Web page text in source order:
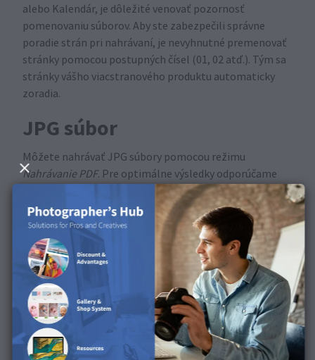
alebo Kalendár, je dôležité venovať pozornosť
pomenovaniu súborov. Aby ste zabezpečili správne
poradie strán pri nahrávaní, je nevyhnutné premenovať
stránky pomocou postupných čísel (01, 02 atď.). Tým sa
stránky vášho viacstranového produktu automaticky
zoradia.
JPG súbor
Môžete nahrávať JPG súbory pomocou režimu
Nahrávanie PDF. Pre optimálne výsledky odporúčame
ukladať súbory vo formáte JPG v najvyššej možnej
kvalite a zaškrtnúť políčko s profilom ICC sRGB
IEC61966-2.1.
PDF súbor
Na export návrhu do PDF s optimálnymi výsledkami
odporúčame použiť predvoľbu Saal Digital. Súbor s
nastaveniami si môžete stiahnuťtu
. Po stiahnutí a
rozbalení súboru otvorte Photoshop a v hornom menu
prejdite naUpraviť , potom kliknite naPredvoľba Adobe